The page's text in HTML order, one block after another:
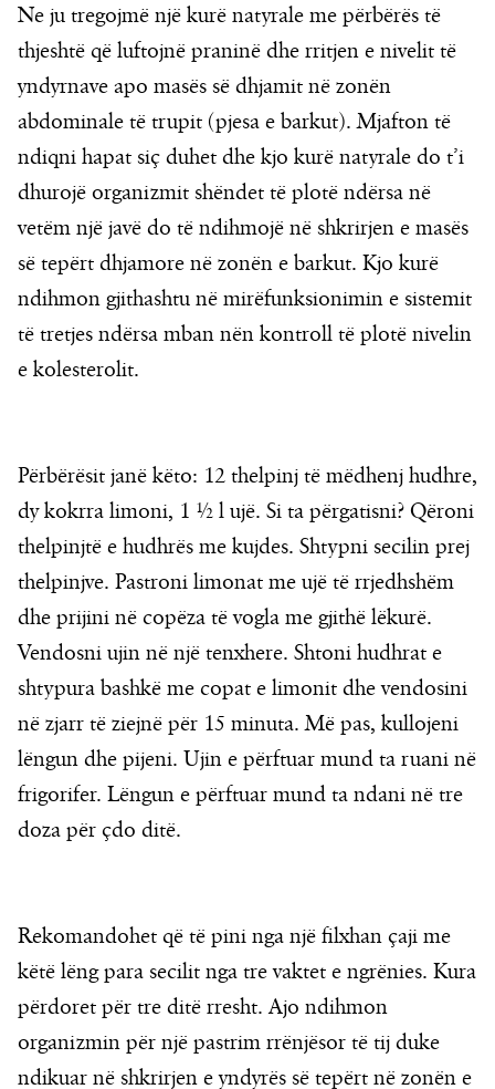
Ne ju tregojmë një kurë natyrale me përbërës të
thjeshtë që luftojnë praninë dhe rritjen e nivelit të
yndyrnave apo masës së dhjamit në zonën
abdominale të trupit (pjesa e barkut). Mjafton të
ndiqni hapat siç duhet dhe kjo kurë natyrale do t’i
dhurojë organizmit shëndet të plotë ndërsa në
vetëm një javë do të ndihmojë në shkrirjen e masës
së tepërt dhjamore në zonën e barkut. Kjo kurë
ndihmon gjithashtu në mirëfunksionimin e sistemit
të tretjes ndërsa mban nën kontroll të plotë nivelin
e kolesterolit.
Përbërësit janë këto: 12 thelpinj të mëdhenj hudhre,
dy kokrra limoni, 1 ½ l ujë. Si ta përgatisni? Qëroni
thelpinjtë e hudhrës me kujdes. Shtypni secilin prej
thelpinjve. Pastroni limonat me ujë të rrjedhshëm
dhe prijini në copëza të vogla me gjithë lëkurë.
Vendosni ujin në një tenxhere. Shtoni hudhrat e
shtypura bashkë me copat e limonit dhe vendosini
në zjarr të ziejnë për 15 minuta. Më pas, kullojeni
lëngun dhe pijeni. Ujin e përftuar mund ta ruani në
frigorifer. Lëngun e përftuar mund ta ndani në tre
doza për çdo ditë.
Rekomandohet që të pini nga një filxhan çaji me
këtë lëng para secilit nga tre vaktet e ngrënies. Kura
përdoret për tre ditë rresht. Ajo ndihmon
organizmin për një pastrim rrënjësor të tij duke
ndikuar në shkrirjen e yndyrës së tepërt në zonën e